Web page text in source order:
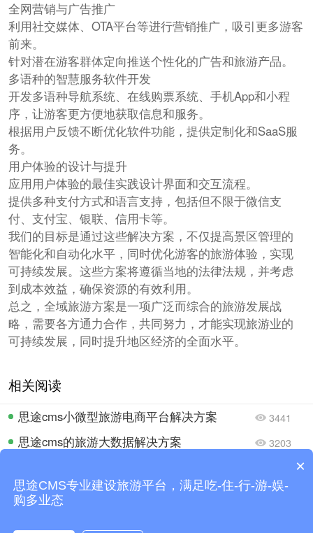
全网营销与广告推广
利用社交媒体、OTA平台等进行营销推广，吸引更多游客
前来。
针对潜在游客群体定向推送个性化的广告和旅游产品。
多语种的智慧服务软件开发
开发多语种导航系统、在线购票系统、手机App和小程
序，让游客更方便地获取信息和服务。
根据用户反馈不断优化软件功能，提供定制化和SaaS服
务。
用户体验的设计与提升
应用用户体验的最佳实践设计界面和交互流程。
提供多种支付方式和语言支持，包括但不限于微信支
付、支付宝、银联、信用卡等。
我们的目标是通过这些解决方案，不仅提高景区管理的
智能化和自动化水平，同时优化游客的旅游体验，实现
可持续发展。这些方案将遵循当地的法律法规，并考虑
到成本效益，确保资源的有效利用。
总之，全域旅游方案是一项广泛而综合的旅游发展战
略，需要各方通力合作，共同努力，才能实现旅游业的
可持续发展，同时提升地区经济的全面水平。
相关阅读
思途cms小微型旅游电商平台解决方案 3441
思途cms的旅游大数据解决方案 3203
综合旅游电子商务平台解决方案 3093
你们是怎么收费的呢？
×
思途CMS专业建设旅游平台，满足吃-住-行-游-娱-
购多业态